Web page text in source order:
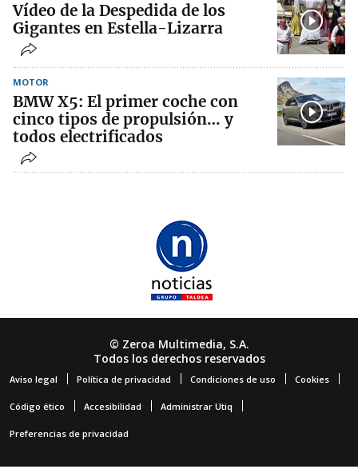
Vídeo de la Despedida de los
Gigantes en Estella-Lizarra
MOTOR
BMW X5: El primer coche con
cinco tipos de propulsión… y
todos electrificados
© Zeroa Multimedia, S.A.
Todos los derechos reservados
Aviso legal Política de privacidad Condiciones de uso Cookies
Código ético Accesibilidad Administrar Utiq
Preferencias de privacidad